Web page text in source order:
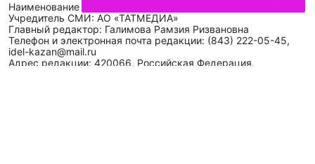
Наименование сетевого издания: Идел-Идель
Учредитель СМИ: АО «ТАТМЕДИА»
Главный редактор: Галимова Рамзия Ризвановна
Телефон и электронная почта редакции: (843) 222-05-45,
idel-kazan@mail.ru
Адрес редакции: 420066, Российская Федерация,